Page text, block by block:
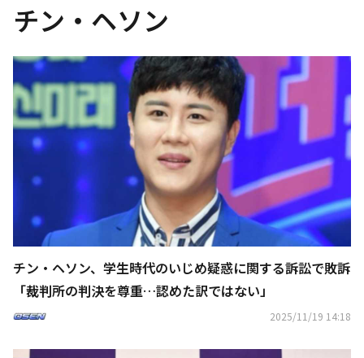
チン・ヘソン
チン・ヘソン、学生時代のいじめ疑惑に関する訴訟で敗訴
「裁判所の判決を尊重…認めた訳ではない」
2025/11/19 14:18